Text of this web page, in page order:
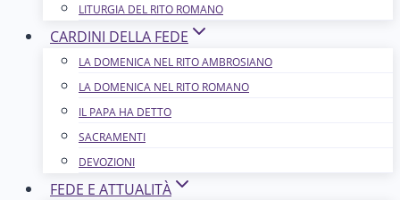
LITURGIA DEL RITO ROMANO
CARDINI DELLA FEDE
LA DOMENICA NEL R​​​​​​ITO AMBROSIANO
LA DOMENICA NEL RITO ROMANO
IL PAPA HA DETTO
SACRAMENTI
DEVOZIONI
FEDE E ATTUALITÀ